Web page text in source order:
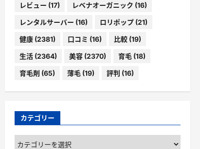
レビュー (17) レベナオーガニック (16)
レンタルサーバー (16) ロリポップ(21)
健康(2381) 口コミ (16) 比較(19)
生活(2364) 美容(2370) 育毛(18)
育毛剤 (65) 薄毛(19) 評判 (16)
カテゴリー
カ